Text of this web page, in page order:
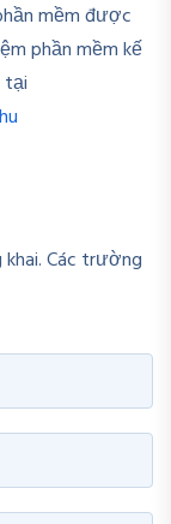
mềm được
phần mềm kế
tại
Các trường